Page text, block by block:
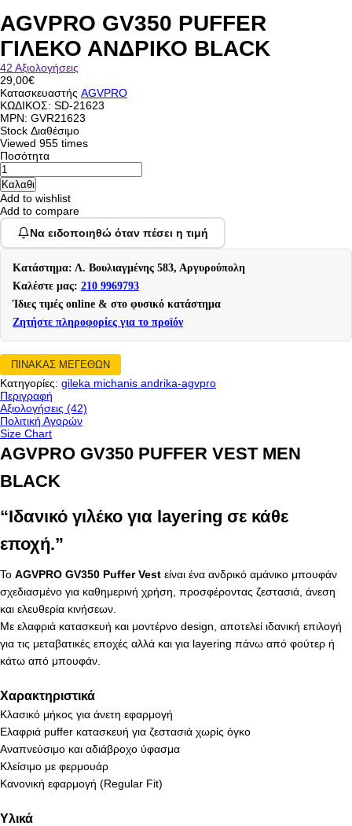
AGVPRO GV350 PUFFER
ΓΙΛΕΚΟ ΑΝΔΡΙΚΟ BLACK
42 Αξιολογήσεις
29,00€
Κατασκευαστής AGVPRO
ΚΩΔΙΚΟΣ: SD-21623
MPN: GVR21623
Stock Διαθέσιμο
Viewed 955 times
Ποσότητα
Add to wishlist
Add to compare
Να ειδοποιηθώ όταν πέσει η τιμή
Κατάστημα: Λ. Βουλιαγμένης 583, Αργυρούπολη
Καλέστε μας: 210 9969793
Ίδιες τιμές online & στο φυσικό κατάστημα
Ζητήστε πληροφορίες για το προϊόν
ΠΙΝΑΚΑΣ ΜΕΓΕΘΩΝ
Κατηγορίες: gileka michanis andrika-agvpro
Περιγραφή
Αξιολογήσεις (42)
Πολιτική Αγορών
Size Chart
AGVPRO GV350 PUFFER VEST MEN
BLACK
“Ιδανικό γιλέκο για layering σε κάθε
εποχή.”
Το AGVPRO GV350 Puffer Vest είναι ένα ανδρικό αμάνικο μπουφάν
σχεδιασμένο για καθημερινή χρήση, προσφέροντας ζεστασιά, άνεση
και ελευθερία κινήσεων.
Με ελαφριά κατασκευή και μοντέρνο design, αποτελεί ιδανική επιλογή
για τις μεταβατικές εποχές αλλά και για layering πάνω από φούτερ ή
κάτω από μπουφάν.
Χαρακτηριστικά
Κλασικό μήκος για άνετη εφαρμογή
Ελαφριά puffer κατασκευή για ζεστασιά χωρίς όγκο
Αναπνεύσιμο και αδιάβροχο ύφασμα
Κλείσιμο με φερμουάρ
Κανονική εφαρμογή (Regular Fit)
Υλικά